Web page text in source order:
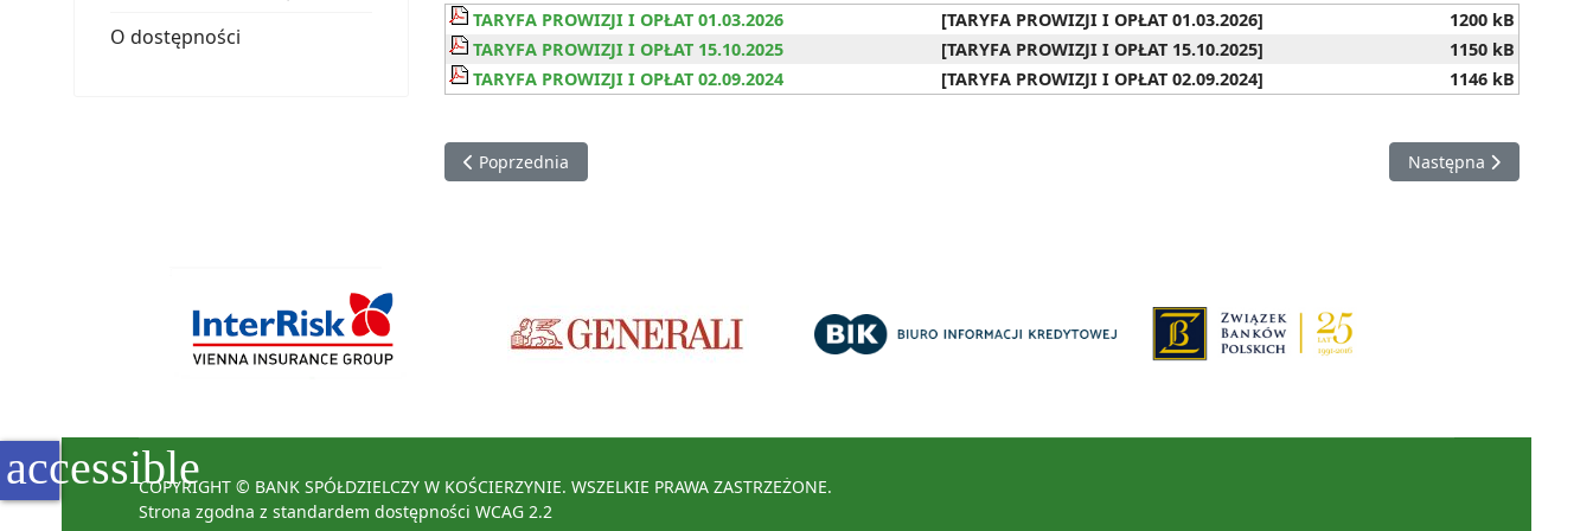
O dostępności
TARYFA PROWIZJI I OPŁAT 01.03.2026 [TARYFA PROWIZJI I OPŁAT 01.03.2026]
1200 kB
TARYFA PROWIZJI I OPŁAT 15.10.2025
[TARYFA PROWIZJI I OPŁAT 15.10.2025]
1150 kB
TARYFA PROWIZJI I OPŁAT 02.09.2024
[TARYFA PROWIZJI I OPŁAT 02.09.2024] 1146 kB
Poprzednia strona: Dokumenty do pobrania
Poprzednia Następna strona: PSD 2
Następna
COPYRIGHT © BANK SPÓŁDZIELCZY W KOŚCIERZYNIE. WSZELKIE PRAWA ZASTRZEŻONE.
Strona zgodna z standardem dostępności WCAG 2.2
accessible